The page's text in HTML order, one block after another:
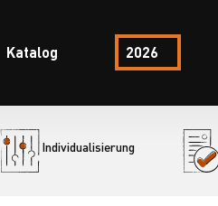
Katalog 2026
Individualisierung